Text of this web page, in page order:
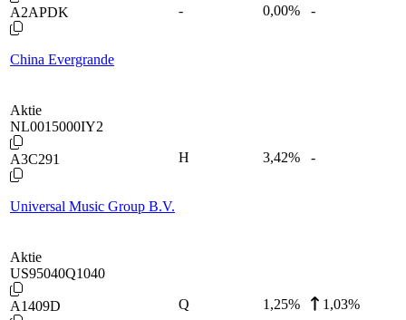
A2APDK
China Evergrande
- 0,00% -
Aktie
NL0015000IY2
A3C291
Universal Music Group B.V.
H 3,42% -
Aktie
US95040Q1040
A1409D Q 1,25% 1,03%